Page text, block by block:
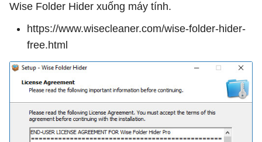
Wise Folder Hider xuống máy tính.
https://www.wisecleaner.com/wise-folder-hider-
free.html